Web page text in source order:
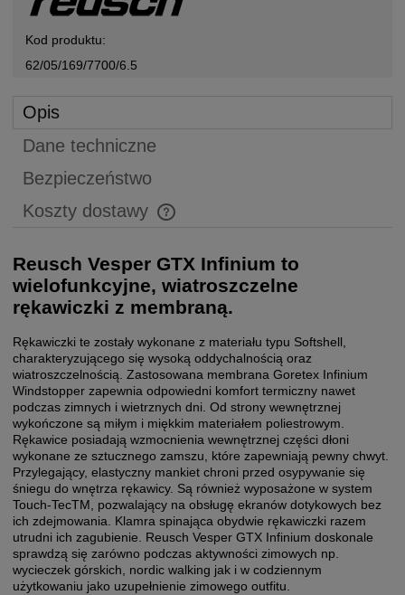
Kod produktu:
62/05/169/7700/6.5
Opis
Dane techniczne
Bezpieczeństwo
Koszty dostawy
Cena nie zawiera ewentualnych kosztów płatności
Reusch Vesper GTX Infinium to
wielofunkcyjne, wiatroszczelne
rękawiczki z membraną.
Rękawiczki te zostały wykonane z materiału typu Softshell,
charakteryzującego się wysoką oddychalnością oraz
wiatroszczelnością. Zastosowana membrana Goretex Infinium
Windstopper zapewnia odpowiedni komfort termiczny nawet
podczas zimnych i wietrznych dni. Od strony wewnętrznej
wykończone są miłym i miękkim materiałem poliestrowym.
Rękawice posiadają wzmocnienia wewnętrznej części dłoni
wykonane ze sztucznego zamszu, które zapewniają pewny chwyt.
Przylegający, elastyczny mankiet chroni przed osypywanie się
śniegu do wnętrza rękawicy. Są również wyposażone w system
Touch-TecTM, pozwalający na obsługę ekranów dotykowych bez
ich zdejmowania. Klamra spinająca obydwie rękawiczki razem
utrudni ich zagubienie. Reusch Vesper GTX Infinium doskonale
sprawdzą się zarówno podczas aktywności zimowych np.
wycieczek górskich, nordic walking jak i w codziennym
użytkowaniu jako uzupełnienie zimowego outfitu.